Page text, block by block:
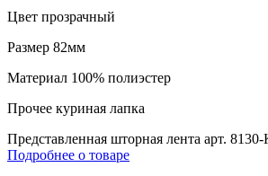
Цвет прозрачный
Размер 82мм
Материал 100% полиэстер
Прочее куриная лапка
Представленная шторная лента арт.
Подробнее о товаре